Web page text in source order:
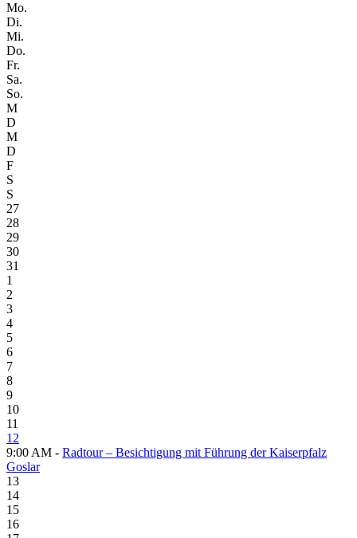
Mo.
Di.
Mi.
Do.
Fr.
Sa.
So.
M
D
M
D
F
S
S
27
28
29
30
31
1
2
3
4
5
6
7
8
9
10
11
12
9:00 AM - Radtour – Besichtigung mit Führung der Kaiserpfalz
Goslar
13
14
15
16